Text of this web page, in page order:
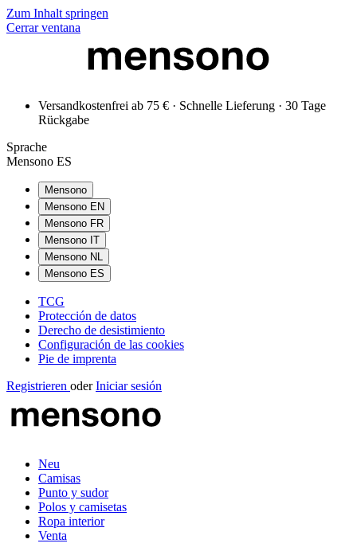
Zum Inhalt springen
Cerrar ventana
Versandkostenfrei ab 75 € · Schnelle Lieferung · 30 Tage
Rückgabe
Sprache
Mensono ES
Mensono
Mensono EN
Mensono FR
Mensono IT
Mensono NL
Mensono ES
TCG
Protección de datos
Derecho de desistimiento
Configuración de las cookies
Pie de imprenta
Registrieren oder Iniciar sesión
Neu
Camisas
Punto y sudor
Polos y camisetas
Ropa interior
Venta